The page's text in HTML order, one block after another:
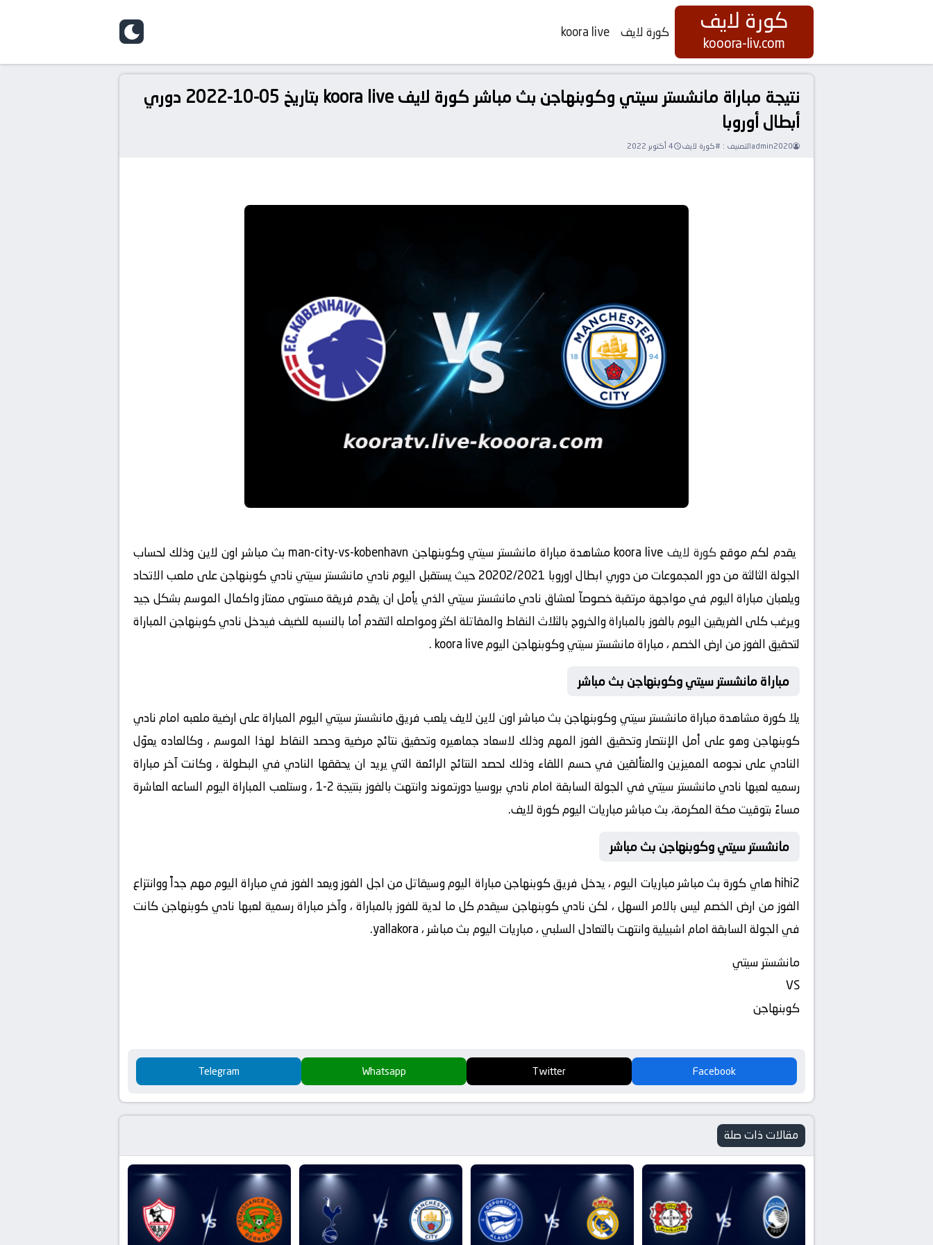
كورة لايف
kooora-liv.com
كورة لايف koora live
skin
نتيجة مباراة مانشستر سيتي وكوبنهاجن بث مباشر كورة لايف koora live بتاريخ 05-10-2022 دوري
أبطال أوروبا
admin2020التصنيف : #كورة لايف 4 أكتوبر 2022
يقدم لكم موقعكورة لايف
koora live مشاهدة مباراة مانشستر سيتي وكوبنهاجن man-city-vs-kobenhavn بث مباشر اون لاين وذلك لحساب
الجولة الثالثة من دور المجموعات من دوري ابطال اوروبا 20202/2021 حيث يستقبل اليوم نادي مانشستر سيتي نادي كوبنهاجن على ملعب الاتحاد
ويلعبان مباراة اليوم في مواجهة مرتقبة خصوصآ لعشاق نادي مانشستر سيتي الذي يأمل ان يقدم فريقة مستوى ممتاز واكمال الموسم بشكل جيد
ويرغب كلى الفريقين اليوم بالفوز بالمباراة والخروج بالثلاث النقاط والمقاتلة اكثر ومواصله التقدم أما بالنسبه للضيف فيدخل نادي كوبنهاجن المباراة
لتحقيق الفوز من ارض الخصم ، مباراة مانشستر سيتي وكوبنهاجن اليوم koora live .
مباراة مانشستر سيتي وكوبنهاجن بث مباشر
يلا كورة مشاهدة مباراة مانشستر سيتي وكوبنهاجن بث مباشر اون لاين لايف يلعب فريق مانشستر سيتي اليوم المباراة على ارضية ملعبه امام نادي
كوبنهاجن وهو على أمل الإنتصار وتحقيق الفوز المهم وذلك لاسعاد جماهيره وتحقيق نتائج مرضية وحصد النقاط لهذا الموسم ، وكالعاده يعوّل
النادي على نجومه المميزين والمتألقين في حسم اللقاء وذلك لحصد النتائج الرائعة التي يريد ان يحققها النادي في البطولة ، وكانت آخر مباراة
رسميه لعبها نادي مانشستر سيتي في الجولة السابقة امام نادي بروسيا دورتموند وانتهت بالفوز بنتيجة 2-1 ، وستلعب المباراة اليوم الساعه العاشرة
مساءً بتوقيت مكة المكرمة، بث مباشر مباريات اليوم كورة لايف.
مانشستر سيتي وكوبنهاجن بث مباشر
hihi2 هاي كورة بث مباشر مباريات اليوم ، يدخل فريق كوبنهاجن مباراة اليوم وسيقاتل من اجل الفوز ويعد الفوز في مباراة اليوم مهم جداً ووانتزاع
الفوز من ارض الخصم ليس بالامر السهل ، لكن نادي كوبنهاجن سيقدم كل ما لدية للفوز بالمباراة ، وآخر مباراة رسمية لعبها نادي كوبنهاجن كانت
في الجولة السابقة امام اشبيلية وانتهت بالتعادل السلبي ، مباريات اليوم بث مباشر ، yallakora.
مانشستر سيتي
VS
كوبنهاجن
Facebook
Twitter
Whatsapp
Telegram
مقالات ذات صلة